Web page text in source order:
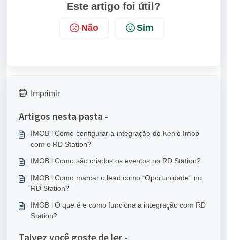
Este artigo foi útil?
Não Sim
Imprimir
Artigos nesta pasta -
IMOB l Como configurar a integração do Kenlo Imob
com o RD Station?
IMOB l Como são criados os eventos no RD Station?
IMOB l Como marcar o lead como “Oportunidade” no
RD Station?
IMOB l O que é e como funciona a integração com RD
Station?
Talvez você goste de ler -